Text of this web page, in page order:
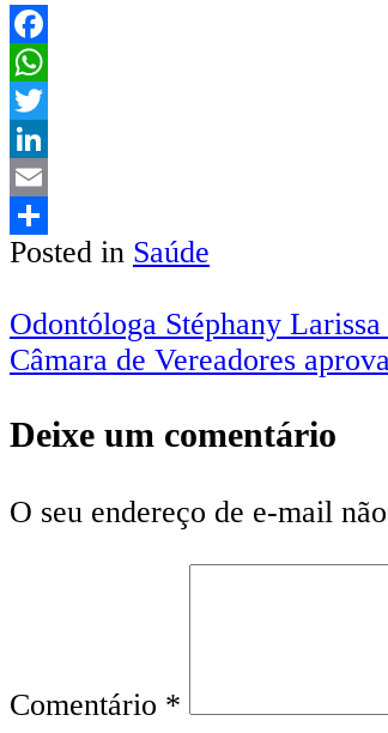
Facebook
WhatsApp
Twitter
LinkedIn
Email
Share
Posted in Saúde
Navegação
de
Post
Odontóloga Stéphany
Câmara de Vereadores
Deixe um comentário
O seu endereço de e-mail
Comentário *